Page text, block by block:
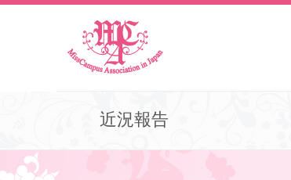
近況報告